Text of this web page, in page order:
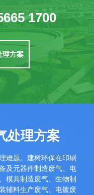
1700
理方案
处理方案
难题。建树环保在印刷
及元器件制造废气、电
模具制造废气、生物制
辅料生产废气、电镀废